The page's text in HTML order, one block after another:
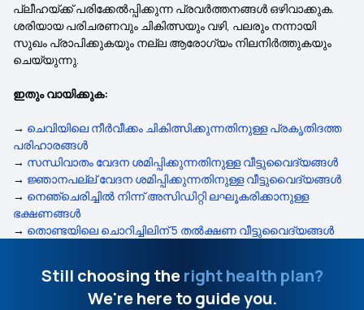
പ്ലീഹയ്ക്ക് പരിക്കേൽപ്പിക്കുന്ന പ്രവർത്തനങ്ങൾ ഒഴിവാക്കുക.
ശരിയായ പരിചരണവും ചികിത്സയും വഴി, പലരും നന്നായി
സുഖം പ്രാപിക്കുകയും നല്ല ആരോഗ്യം നിലനിർത്തുകയും
ചെയ്യുന്നു.
ഇതും വായിക്കുക:
→ ചെവിയിലെ നീർവീക്കം ചികിത്സിക്കുന്നതിനുള്ള പ്രകൃതിദത്ത
പരിഹാരങ്ങൾ
→ സന്ധിവാതം വേദന ശമിപ്പിക്കുന്നതിനുള്ള വീട്ടുവൈദ്യങ്ങൾ
→ ജ്ഞാനപല്ല് വേദന ശമിപ്പിക്കുന്നതിനുള്ള വീട്ടുവൈദ്യങ്ങൾ
→ നെഞ്ചെരിച്ചിൽ നിന്ന് അസിഡിറ്റി ലഘൂകരിക്കാനുള്ള
ഭക്ഷണങ്ങൾ
→ തൊണ്ടയിലെ ചൊറിച്ചിലിന് 5 തൽക്ഷണ വീട്ടുവൈദ്യങ്ങൾ
Still choosing theright health plan?
We're here to guide you.